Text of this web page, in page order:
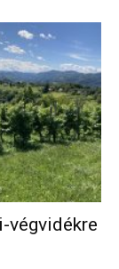
végvidékre